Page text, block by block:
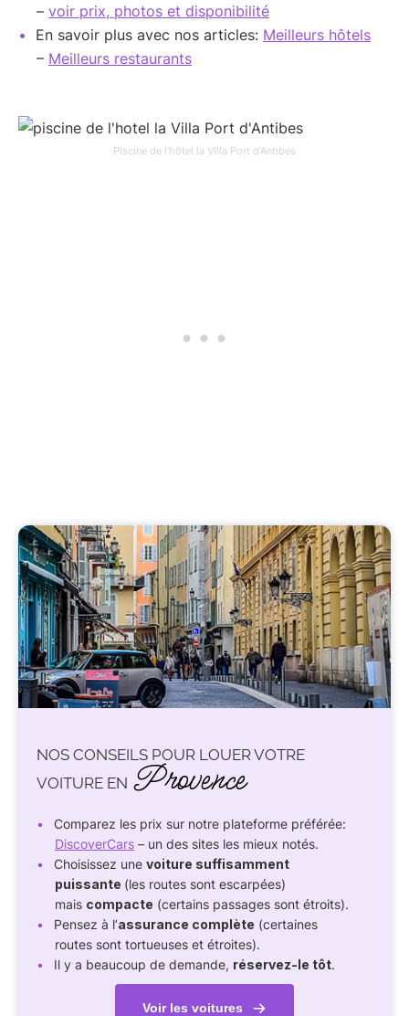
– voir prix, photos et disponibilité
En savoir plus avec nos articles: Meilleurs hôtels
– Meilleurs restaurants
Piscine de l’hôtel la Villa Port d’Antibes
NOS CONSEILS POUR LOUER VOTRE
VOITURE EN Provence
Comparez les prix sur notre plateforme préférée:
DiscoverCars – un des sites les mieux notés.
Choisissez une voiture suffisamment
puissante (les routes sont escarpées)
mais compacte (certains passages sont étroits).
Pensez à l’assurance complète (certaines
routes sont tortueuses et étroites).
Il y a beaucoup de demande, réservez-le tôt.
Voir les voitures